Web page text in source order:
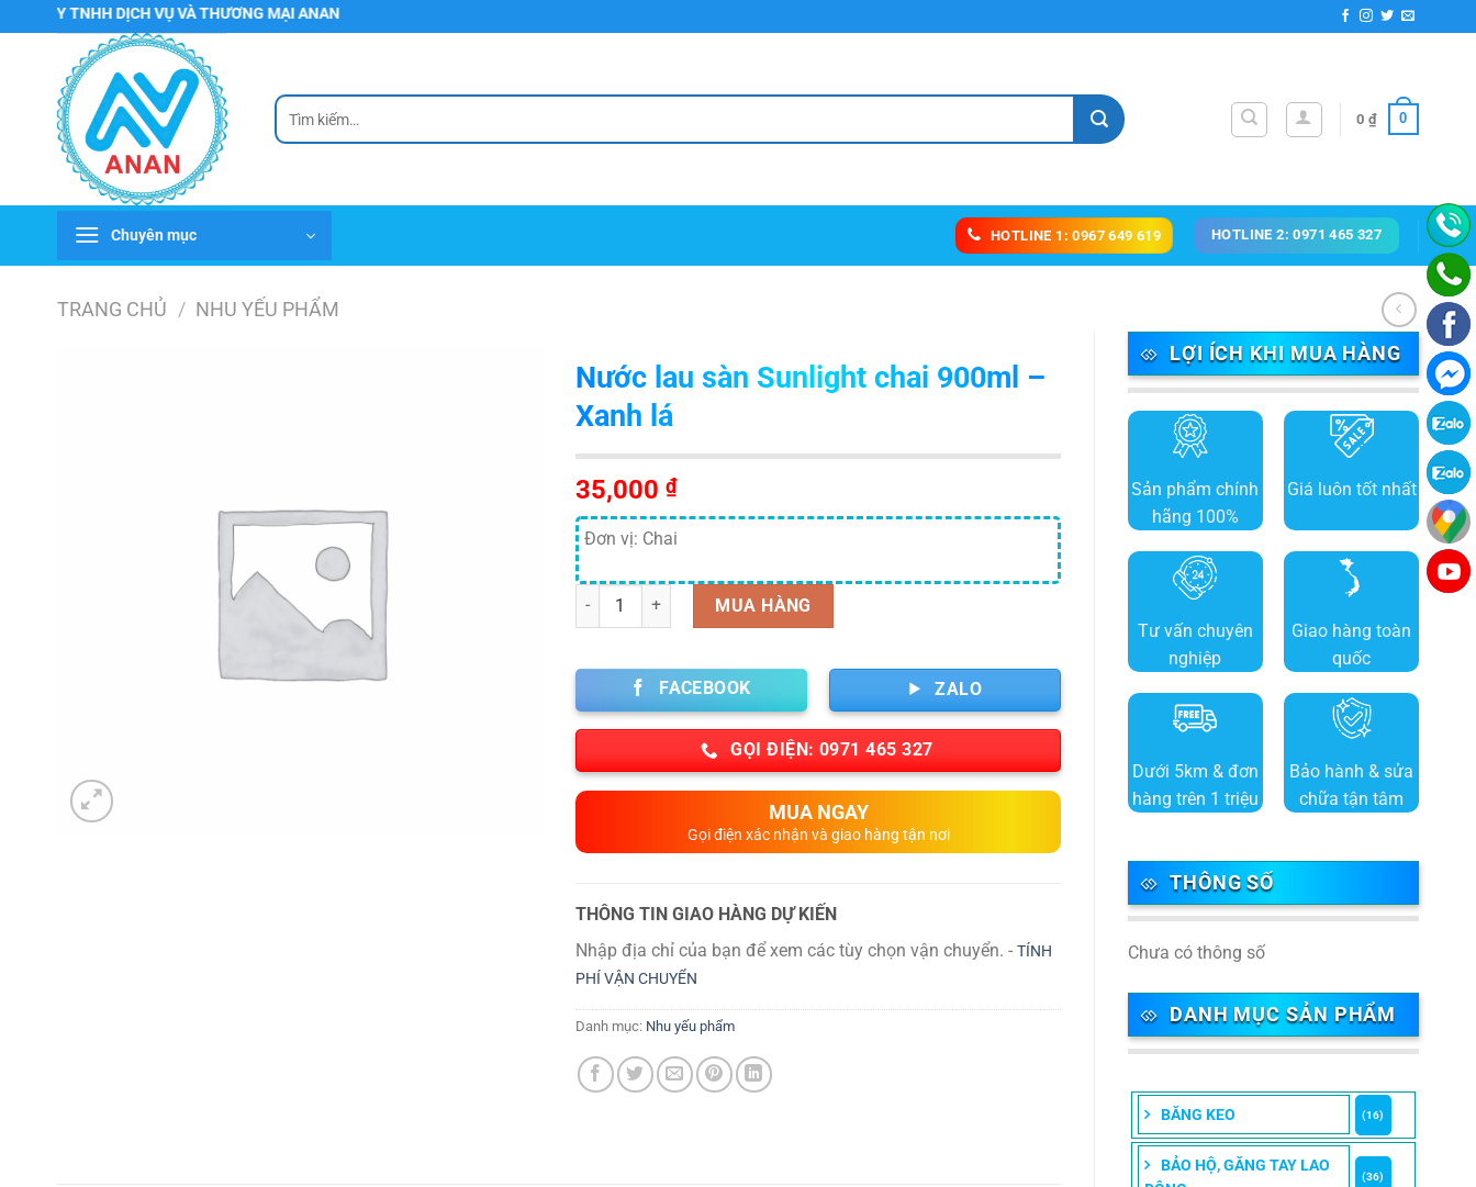
đến
TNHH DỊCH VỤ VÀ THƯƠNG MẠI ANAN
Tìm
kiếm:
0 ₫ 0
Chuyên mục HOTLINE 1: 0967 649 619 HOTLINE 2: 0971 465 327
TRANG CHỦ / NHU YẾU PHẨM
LỢI ÍCH KHI MUA HÀNG
Sản phẩm chính
hãng 100%
Giá luôn tốt nhất
Tư vấn chuyên
nghiệp
Giao hàng toàn
quốc
Dưới 5km & đơn
hàng trên 1 triệu
Bảo hành & sửa
chữa tận tâm
THÔNG SỐ
Chưa có thông số
DANH MỤC SẢN PHẨM
BĂNG KEO (16)
BẢO HỘ, GĂNG TAY LAO
(36)
Nước lau sàn Sunlight chai 900ml –
Xanh lá
35,000 ₫
Đơn vị: Chai
Số lượng MUA HÀNG
FACEBOOK ZALO
GỌI ĐIỆN: 0971 465 327
MUA NGAY
Gọi điện xác nhận và giao hàng tận nơi
THÔNG TIN GIAO HÀNG DỰ KIẾN
Nhập địa chỉ của bạn để xem các tùy chọn vận chuyển. - TÍNH
PHÍ VẬN CHUYỂN
Danh mục: Nhu yếu phẩm